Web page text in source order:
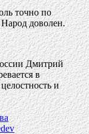
точно по
доволен.
Дмитрий
в
и